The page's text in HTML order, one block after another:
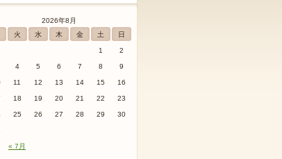
2026年8月
火 水 木 金 土 日
« 7月
1 2
4 5 6 7 8 9
11 12 13 14 15 16
18 19 20 21 22 23
25 26 27 28 29 30